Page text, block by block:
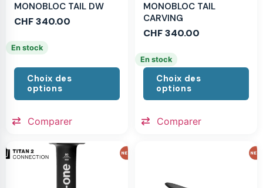
MONOBLOC TAIL DW
CHF340.00
En stock
Choix des
options
Comparer
MONOBLOC TAIL
CARVING
CHF340.00
En stock
Choix des
options
Comparer